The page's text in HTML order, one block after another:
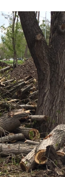
О
П
Р
С